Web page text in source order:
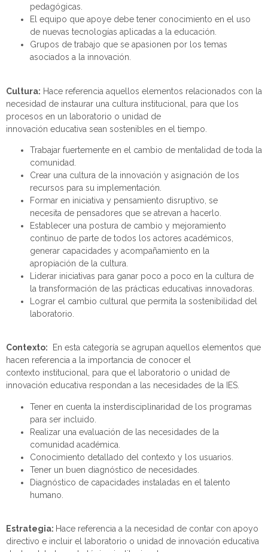
pedagógicas
El equipo que apoye debe tener conocimiento en el uso
de nuevas tecnologías aplicadas a la educación
Grupos de trabajo que se apasionen por los temas
asociados a la innovación
Cultura: Hace referencia aquellos elementos relacionados con la
necesidad de instaurar una cultura institucional, para que los
procesos en un laboratorio o unidad de
innovación educativa sean sostenibles en el tiempo.
Trabajar fuertemente en el cambio de mentalidad de toda la
comunidad.
Crear una cultura de la innovación y asignación de los
recursos para su implementación
Formar en iniciativa y pensamiento disruptivo , se
necesita de pensadores que se atrevan a hacerlo.
Establecer una postura de cambio y mejoramiento
continuo de parte de todos los actores académicos
generar capacidades y acompañamiento en la
apropiación de la cultura.
Liderar iniciativas para ganar poco a poco en la cultura de
la transformación de las prácticas educativas innovadoras
Lograr el cambio cultural que permita la sostenibilidad del
laboratorio
Contexto: En esta categoría se agrupan aquellos elementos que
hacen referencia a la importancia de conocer el
contexto institucional, para que el laboratorio o unidad de
innovación educativa respondan a las necesidades de la IES.
Tener en cuenta la insterdisciplinaridad de los programas
para ser incluido.
Realizar una evaluación de las necesidades de la
comunidad académica
Conocimiento detallado del contexto y los usuarios
Tener un buen diagnóstico de necesidades
Diagnóstico de capacidades instaladas en el talento
humano
Estrategia: Hace referencia a la necesidad de contar con apoyo
directivo e incluir el laboratorio o unidad de innovación educativa